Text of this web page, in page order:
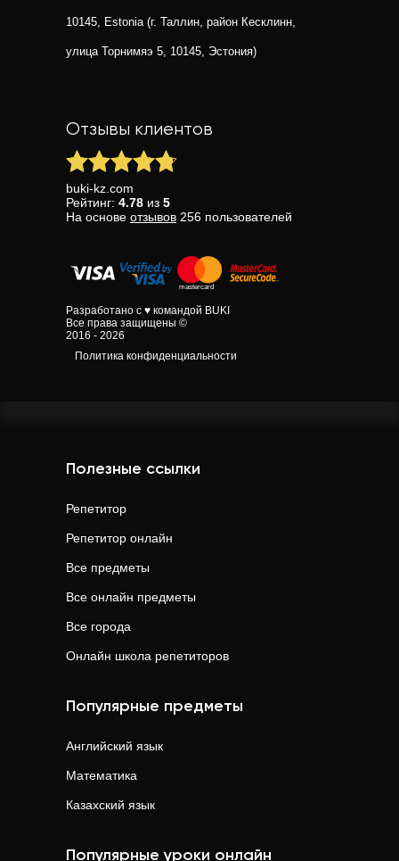
10145, Estonia (г. Таллин, район Кесклинн,
улица Торнимяэ 5, 10145, Эстония)
Отзывы клиентов
buki-kz.com
Рейтинг: 4.78 из 5
На основе отзывов 256 пользователей
Разработано с ♥ командой BUKI
Все права защищены ©
2016 - 2026
Политика конфиденциальности
Полезные ссылки
Репетитор
Репетитор онлайн
Все предметы
Все онлайн предметы
Все города
Онлайн школа репетиторов
Популярные предметы
Английский язык
Математика
Казахский язык
Популярные уроки онлайн